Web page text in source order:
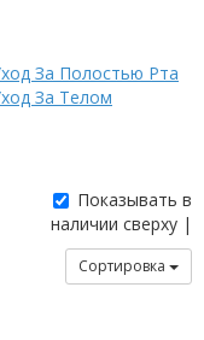
За Полостью Рта
За Телом
Показывать в
наличии сверху |
Сортировка